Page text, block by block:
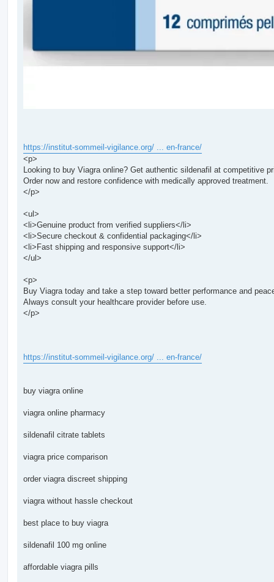
https://institut-sommeil-vigilance.org/ ... en-france/
<p>
Looking to buy Viagra online? Get authentic sildenafil at competitive
Order now and restore confidence with medically approved treatment.
</p>
<ul>
<li>Genuine product from verified suppliers</li>
<li>Secure checkout & confidential packaging</li>
<li>Fast shipping and responsive support</li>
</ul>
<p>
Buy Viagra today and take a step toward better performance and
Always consult your healthcare provider before use.
</p>
https://institut-sommeil-vigilance.org/ ... en-france/
buy viagra online
viagra online pharmacy
sildenafil citrate tablets
viagra price comparison
order viagra discreet shipping
viagra without hassle checkout
best place to buy viagra
sildenafil 100 mg online
affordable viagra pills